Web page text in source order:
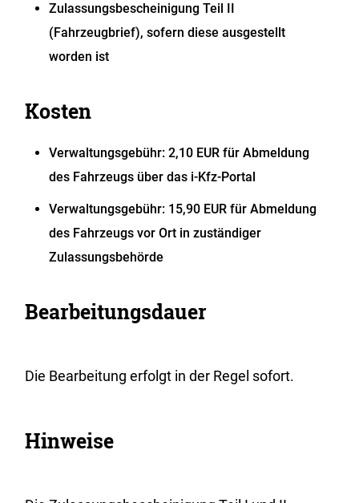
Zulassungsbescheinigung Teil II
(Fahrzeugbrief), sofern diese ausgestellt
worden ist
Kosten
Verwaltungsgebühr: 2,10 EUR für Abmeldung
des Fahrzeugs über das i-Kfz-Portal
Verwaltungsgebühr: 15,90 EUR für Abmeldung
des Fahrzeugs vor Ort in zuständiger
Zulassungsbehörde
Bearbeitungsdauer
Die Bearbeitung erfolgt in der Regel sofort.
Hinweise